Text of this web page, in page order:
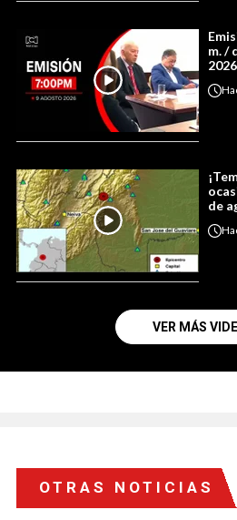
m. /
2026
de
VER MÁS
OTRAS NOTICIAS